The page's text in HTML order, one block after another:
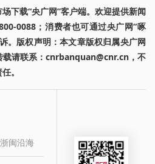
下载“央广网”客户端。欢迎提供新闻
0088；消费者也可通过央广网“啄
。版权声明：本文章版权归属央广网
载请联系：cnrbanquan@cnr.cn，不
。
闽沿海